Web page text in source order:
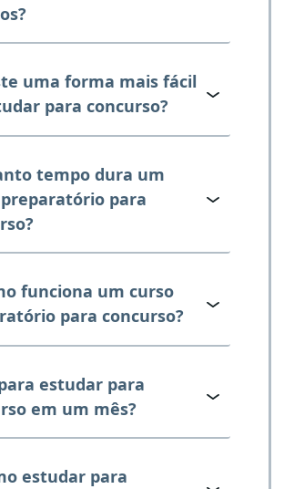
uma forma mais fácil
para concurso?
tempo dura um
para
funciona um curso
para concurso?
estudar para
em um mês?
estudar para